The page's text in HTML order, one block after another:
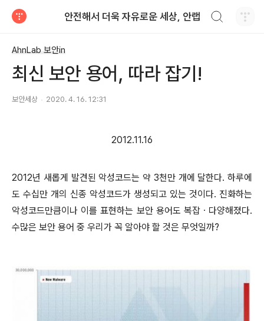
안전해서 더욱 자유로운 세상, 안랩
AhnLab 보안in
최신 보안 용어, 따라 잡기!
보안세상 2020. 4. 16. 12:31
2012.11.16
2012년 새롭게 발견된 악성코드는 약 3천만 개에 달한다. 하루에
도 수십만 개의 신종 악성코드가 생성되고 있는 것이다. 진화하는
악성코드만큼이나 이를 표현하는 보안 용어도 복잡ㆍ다양해졌다.
수많은 보안 용어 중 우리가 꼭 알아야 할 것은 무엇일까?